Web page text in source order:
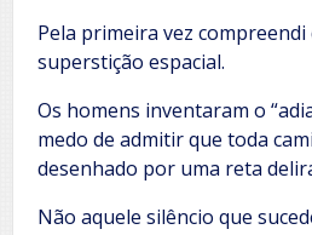
Pela primeira vez
superstição espacial.
Os homens inventaram o
medo de admitir que toda
desenhado por uma reta
Não aquele silêncio que